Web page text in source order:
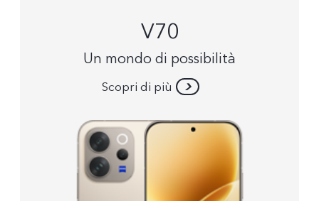
V70
Un mondo di possibilità
Scopri di più